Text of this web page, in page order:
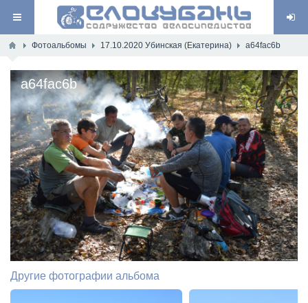
Фотоальбомы 17.10.2020 Убинская (Екатерина) a64fac6b
a64fac6b
Другие фотографии альбома